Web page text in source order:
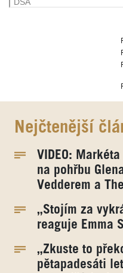
Nejčtenější
VIDEO:
na pohřbu
Vedderem a
„Stojím za
reaguje Emma
„Zkuste to
pětapadesáti